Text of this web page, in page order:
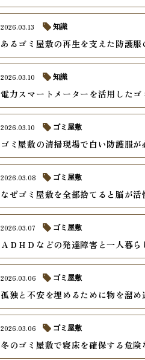
あるゴミ屋敷の再生を支えた防護
2026.03.13 知識
電力スマートメーターを活用した
2026.03.10 知識
ゴミ屋敷の清掃現場で白い防護服
2026.03.10 ゴミ屋敷
なぜゴミ屋敷を全部捨てると脳が活
2026.03.08 ゴミ屋敷
ＡＤＨＤなどの発達障害と一人暮
2026.03.07 ゴミ屋敷
孤独と不安を埋めるために物を溜
2026.03.06 ゴミ屋敷
冬のゴミ屋敷で寝床を確保する危険
2026.03.06 ゴミ屋敷